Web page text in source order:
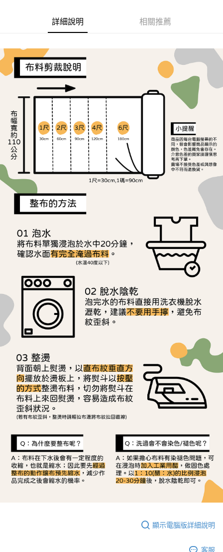
１．簡單：不需註冊會員、不需綁卡、不需儲值。
３．安心：先確認商品／服務後，再付款。
【「AFTEE先享後付」結帳流程】
１．於結帳方式選擇「AFTEE先享後付」後，將跳轉至「AFTEE先享後付」
結帳頁面，進行簡訊認證並確認金額後，即可完成結帳。
２．訂單成立數日內，您將收到繳費通知簡訊。
３．收到繳費通知簡訊後14天內，點擊此簡訊中的連結，可透過四大超商／
ATM／網路銀行／等多元方式進行付款，方視為交易完成。
※ 請注意：結帳手續完成當下不需立刻繳費，但若您需要取消訂單，請聯絡
購買商品的店家。未經商家同意取消之訂單仍視為有效，需透過AFTEE先享
後付繳納相關費用。
※ 交易是否成功請以「AFTEE先享後付 」之結帳頁面顯示為準，若有關於
是否繳費成功／繳費後需取消欲退款等相關疑問，請聯繫「AFTEE先享後付
客戶支援中心」 https://netprotections.freshdesk.com/support/home
【注意事項】
１．透過由恩沛科技股份有限公司提供之「AFTEE先享後付」服務完成之交
易，需依本服務之必要範圍內提供個人資料，並將交易相關給付款項請求債
權轉讓予恩沛科技股份有限公司。
https://aftee.tw/terms/#terms3
３．未成年的使用者請事先徵得法定代理人或監護人之同意方可使用
「AFTEE先享後付」，若未經同意申辦者引起之損失，本公司不負相關責
任。
４．使用「AFTEE先享後付」時，將依據個別帳號之用戶狀況，依本公司即
時審查核予不同之上限額度；若仍有額度不足之情形，本公司將視審查結果
請求用戶進行身份認證。
５．嚴禁一人註冊多個帳號或使用他人資訊註冊。若發現惡意使用之情形，
恩沛科技股份有限公司將有權停止該用戶之使用額度並採取法律行動。
全家取貨付款
每筆NT$65，滿NT$1,500(含以上)免運費
每筆NT$65，滿NT$1,500(含以上)免運費
宅配
每筆NT$150，滿NT$1,500(含以上)免運費
離島宅配
每筆NT$240
詳細說明 相關推薦
顯示電腦版詳細說明
客服